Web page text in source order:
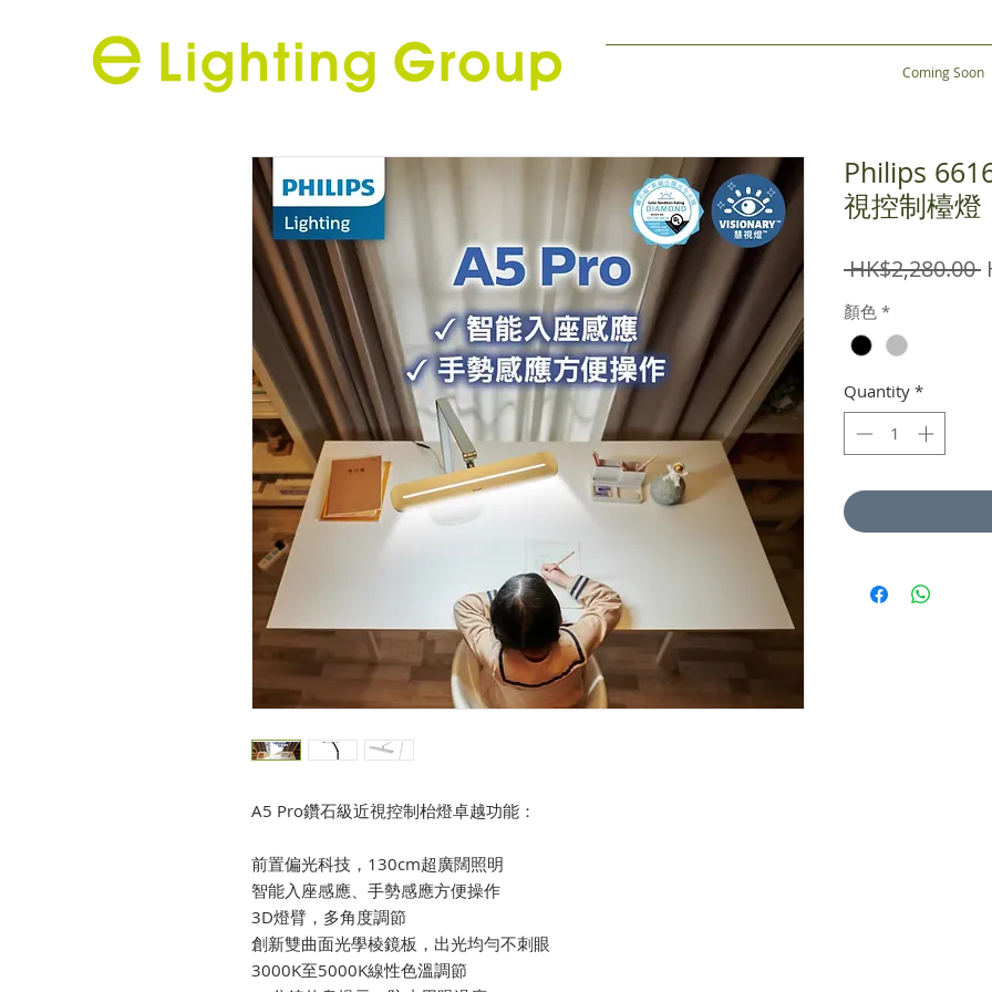
Coming Soon
A5 Pro鑽石級近視控制枱燈卓越功能：
前置偏光科技，130cm超廣闊照明
智能入座感應、手勢感應方便操作
3D燈臂，多角度調節
創新雙曲面光學棱鏡板，出光均勻不刺眼
3000K至5000K線性色溫調節
Philips
視控制檯燈
HK$2,280.00
顏色 *
Quantity *